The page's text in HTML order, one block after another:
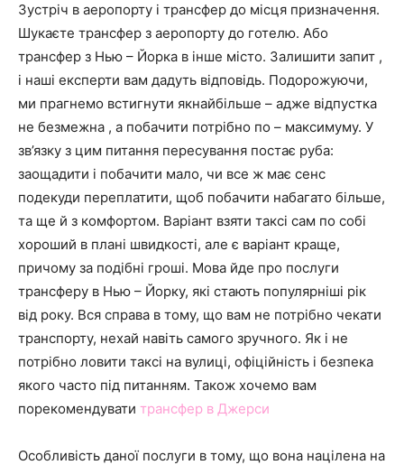
Зустріч в аеропорту і трансфер до місця призначення.
Шукаєте трансфер з аеропорту до готелю. Або
трансфер з Нью – Йорка в інше місто. Залишити запит ,
і наші експерти вам дадуть відповідь. Подорожуючи,
ми прагнемо встигнути якнайбільше – адже відпустка
не безмежна , а побачити потрібно по – максимуму. У
зв’язку з цим питання пересування постає руба:
заощадити і побачити мало, чи все ж має сенс
подекуди переплатити, щоб побачити набагато більше,
та ще й з комфортом. Варіант взяти таксі сам по собі
хороший в плані швидкості, але є варіант краще,
причому за подібні гроші. Мова йде про послуги
трансферу в Нью – Йорку, які стають популярніші рік
від року. Вся справа в тому, що вам не потрібно чекати
транспорту, нехай навіть самого зручного. Як і не
потрібно ловити таксі на вулиці, офіційність і безпека
якого часто під питанням. Також хочемо вам
порекомендувати трансфер в Джерси
Особливість даної послуги в тому, що вона націлена на